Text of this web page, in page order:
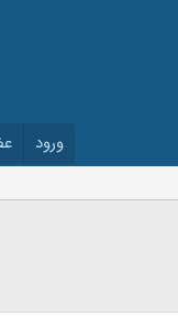
ورود